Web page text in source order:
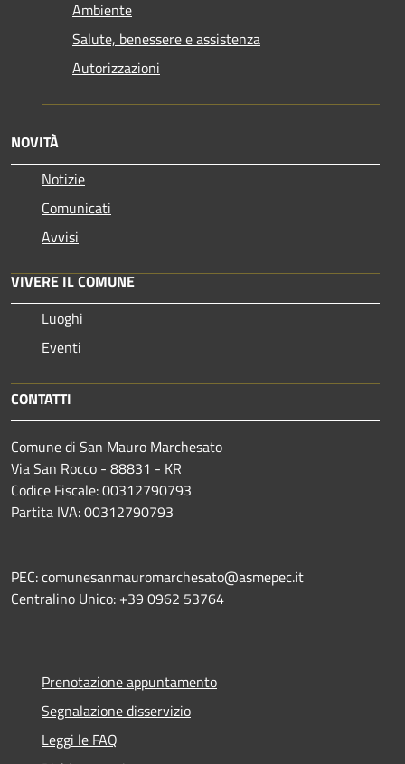
Ambiente
Salute, benessere e assistenza
Autorizzazioni
NOVITÀ
Notizie
Comunicati
Avvisi
VIVERE IL COMUNE
Luoghi
Eventi
CONTATTI
Comune di San Mauro Marchesato
Via San Rocco - 88831 - KR
Codice Fiscale: 00312790793
Partita IVA: 00312790793
PEC: comunesanmauromarchesato@asmepec.it
Centralino Unico: +39 0962 53764
Prenotazione appuntamento
Segnalazione disservizio
Leggi le FAQ